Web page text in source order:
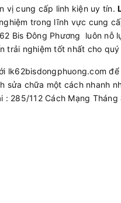
vị cung cấp linh kiện uy tín.
trong lĩnh vực cung
Bis Đông Phương luôn nỗ
trải nghiệm tốt nhất cho
lk62bisdongphuong.com
sửa chữa một cách nhanh
285/112 Cách Mạng Tháng